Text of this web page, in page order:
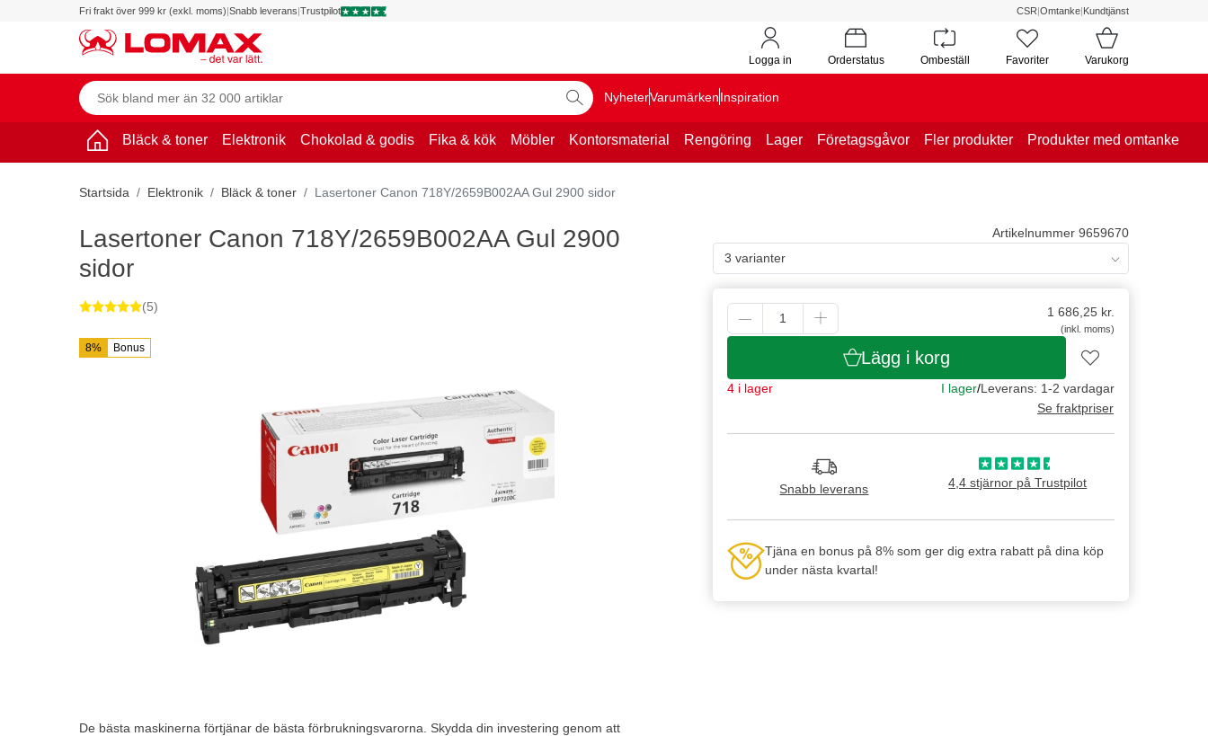
Fri frakt över 999 kr (exkl. moms)|Snabb leverans|Trustpilot CSR|Omtanke|Kundtjänst
Logga in Orderstatus Ombeställ Favoriter Varukorg
NyheterVarumärkenInspiration
Bläck & toner Elektronik Chokolad & godis Fika & kök Möbler Kontorsmaterial Rengöring Lager Företagsgåvor Fler produkter Produkter med omtanke
Startsida Elektronik Bläck & toner Lasertoner Canon 718Y/2659B002AA Gul 2900 sidor
8% Bonus
De bästa maskinerna förtjänar de bästa förbrukningsvarorna. Skydda din investering genom att
Artikelnummer 9659670
3 varianter
1 686,25kr.
(inkl. moms)
Lägg i korg
4 i lager I lager/Leverans: 1-2 vardagar
Se fraktpriser
Snabb leverans 4,4 stjärnor på Trustpilot
Tjäna en bonus på 8% som ger dig extra rabatt på dina köp
under nästa kvartal!
Lasertoner Canon 718Y/2659B002AA Gul 2900
sidor
(5)